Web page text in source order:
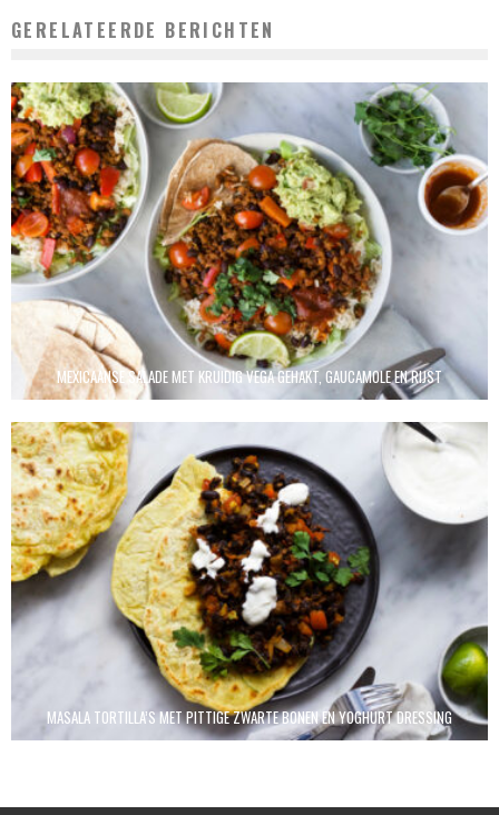
GERELATEERDE BERICHTEN
MEXICAANSE SALADE MET KRUIDIG VEGA GEHAKT, GAUCAMOLE EN RIJST
MASALA TORTILLA’S MET PITTIGE ZWARTE BONEN EN YOGHURT DRESSING